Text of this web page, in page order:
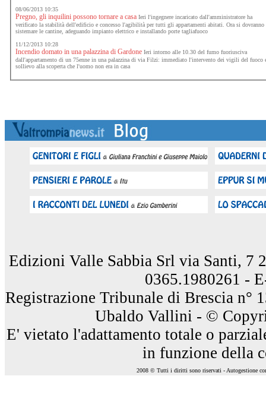
08/06/2013 10:35
Pregno, gli inquilini possono tornare a casa Ieri l'ingegnere incaricato dall'amministratore ha
verificato la stabilità dell'edificio e concesso l'agibilità per tutti gli appartamenti abitati. Ora si dovranno
sistemare le cantine, adeguando impianto elettrico e installando porte tagliafuoco
11/12/2013 10:28
Incendio domato in una palazzina di Gardone Ieri intorno alle 10.30 del fumo fuoriusciva
dall'appartamento di un 75enne in una palazzina di via Filzi: immediato l'intervento dei vigili del fuoco
sollievo alla scoperta che l'uomo non era in casa
Edizioni Valle Sabbia Srl via Santi, 7
0365.1980261 -
Registrazione Tribunale di Brescia n°
Ubaldo Vallini - ©
E' vietato l'adattamento totale o
in funzione della
2008 © Tutti i diritti sono riservati - Autogestione